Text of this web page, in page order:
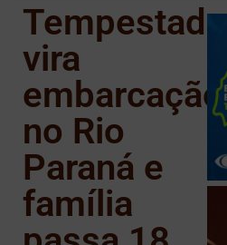
Tempestade
vira
embarcação
no Rio
Paraná e
família